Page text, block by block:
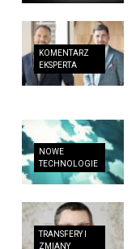
KOMENTARZ
EKSPERTA
NOWE
TECHNOLOGIE
TRANSFERY I
ZMIANY